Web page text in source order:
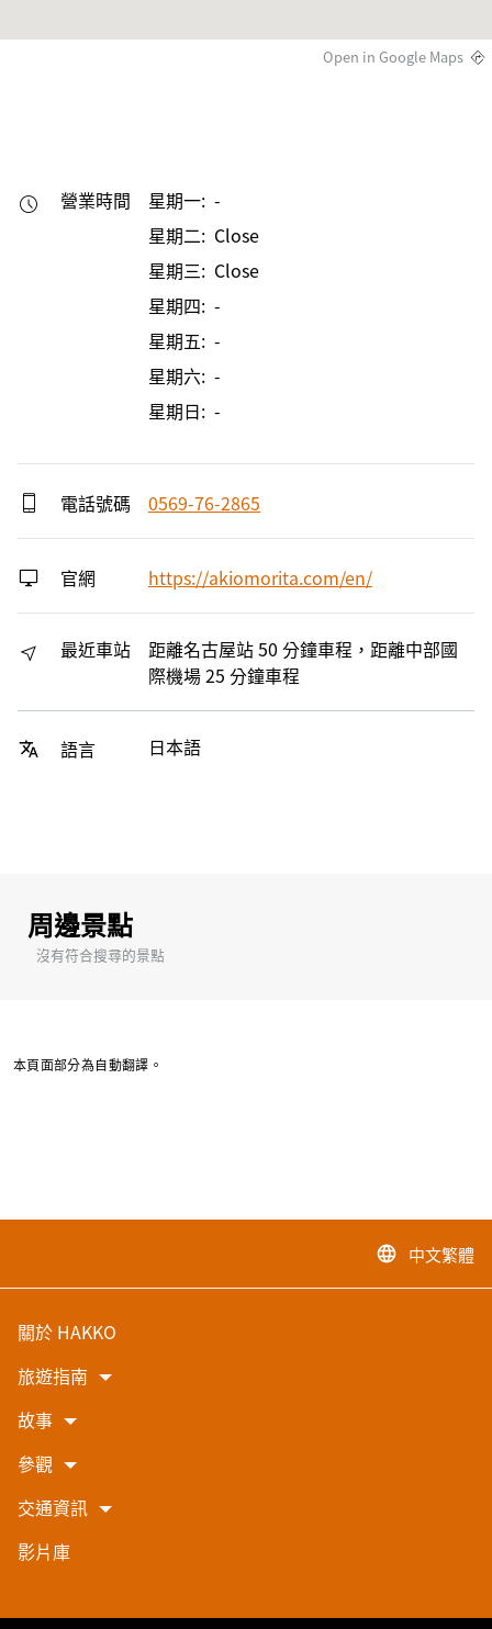
Open in Google Maps
營業時間
星期一: -
星期二: Close
星期三: Close
星期四: -
星期五: -
星期六: -
星期日: -
電話號碼 0569-76-2865
官網 https://akiomorita.com/en/
最近車站
距離名古屋站 50 分鐘車程，距離中部國
際機場 25 分鐘車程
語言 日本語
周邊景點
沒有符合搜尋的景點
本頁面部分為自動翻譯。
language 中文繁體
關於 HAKKO
旅遊指南
故事
參觀
交通資訊
影片庫